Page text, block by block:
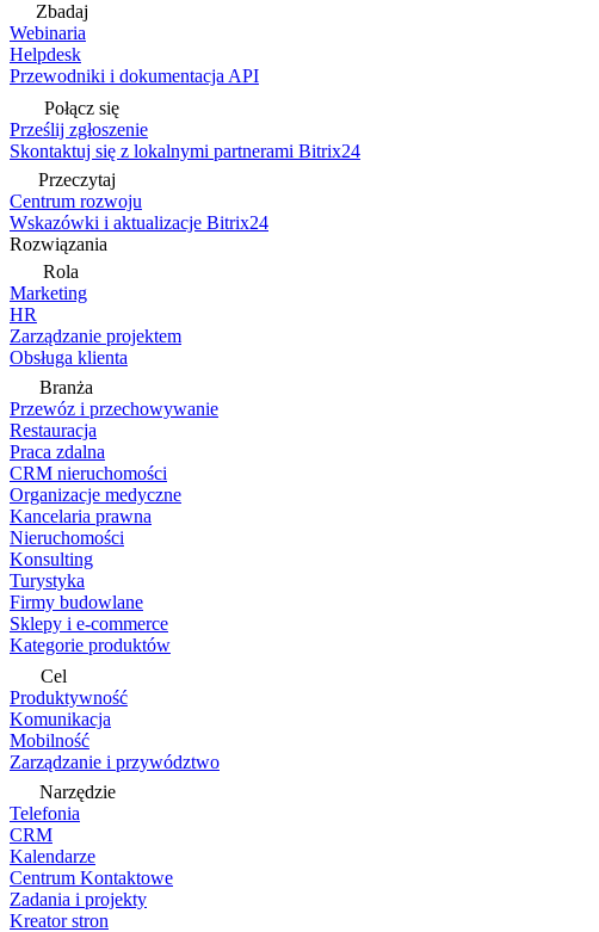
Zbadaj
Webinaria
Helpdesk
Przewodniki i dokumentacja API
Połącz się
Prześlij zgłoszenie
Skontaktuj się z lokalnymi partnerami Bitrix24
Przeczytaj
Centrum rozwoju
Wskazówki i aktualizacje Bitrix24
Rozwiązania
Rola
Marketing
HR
Zarządzanie projektem
Obsługa klienta
Branża
Przewóz i przechowywanie
Restauracja
Praca zdalna
CRM nieruchomości
Organizacje medyczne
Kancelaria prawna
Nieruchomości
Konsulting
Turystyka
Firmy budowlane
Sklepy i e-commerce
Kategorie produktów
Cel
Produktywność
Komunikacja
Mobilność
Zarządzanie i przywództwo
Narzędzie
Telefonia
CRM
Kalendarze
Centrum Kontaktowe
Zadania i projekty
Kreator stron